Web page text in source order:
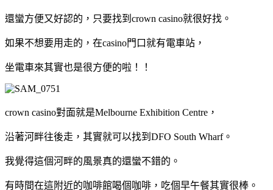
還蠻方便又好認的，只要找到crown casino就很好找。
如果不想要用走的，在casino門口就有電車站，
坐電車來其實也是很方便的啦！！
crown casino對面就是Melbourne Exhibition Centre，
沿著河畔往後走，其實就可以找到DFO South Wharf。
我覺得這個河畔的風景真的還蠻不錯的。
有時間在這附近的咖啡館喝個咖啡，吃個早午餐其實很棒。